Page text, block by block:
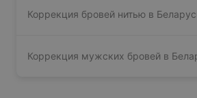
Коррекция бровей нитью в
Коррекция мужских бровей в